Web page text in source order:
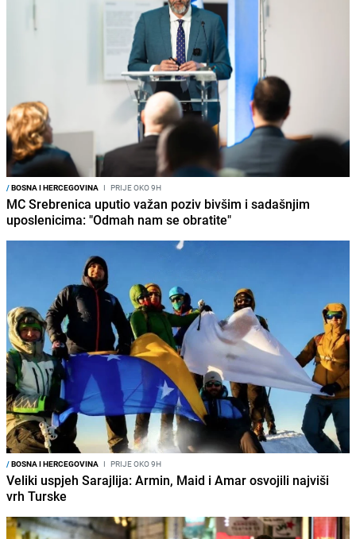
/BOSNA I HERCEGOVINA I PRIJE OKO 9H
MC Srebrenica uputio važan poziv bivšim i sadašnjim
uposlenicima: "Odmah nam se obratite"
/BOSNA I HERCEGOVINA I PRIJE OKO 9H
Veliki uspjeh Sarajlija: Armin, Maid i Amar osvojili najviši
vrh Turske